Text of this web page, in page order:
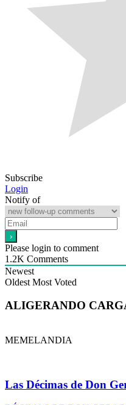
Subscribe
Login
Notify of
Please login to comment
1.2K Comments
Newest
Oldest Most Voted
ALIGERANDO
MEMELANDIA
Las Décimas de Don